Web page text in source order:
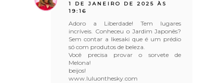
1 DE JANEIRO DE 2025 ÀS
19:16
Adoro a Liberdade! Tem lugares
incríveis. Conheceu o Jardim Japonês?
Sem contar a Ikesaki que é um prédio
só com produtos de beleza.
Você precisa provar o sorvete de
Melona!
beijos!
www.luluonthesky.com